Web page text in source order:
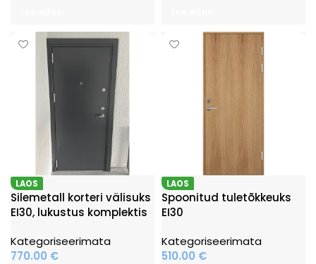
LAOS
Silemetall korteri välisuks
EI30, lukustus komplektis
Kategoriseerimata
770.00 €
LAOS
Spoonitud tuletõkkeuks
EI30
Kategoriseerimata
510.00 €